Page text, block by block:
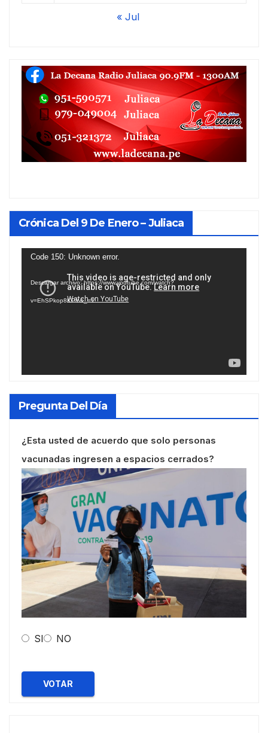
« Jul
Crónica Del 9 De Enero – Juliaca
Reproductor
vídeo
Code 150: Unknown error.
Descargar archivo: https://www.youtube.com/watch?
v=EhSPkop8KPY&_=1
Pregunta Del Día
¿Esta usted de acuerdo que solo personas
vacunadas ingresen a espacios cerrados?
SI NO
VOTAR